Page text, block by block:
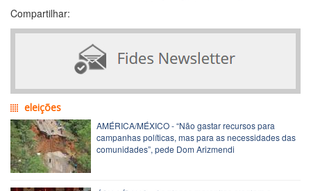
Compartilhar:
eleições
AMÉRICA/MÉXICO - “Não gastar recursos para
campanhas políticas, mas para as necessidades das
comunidades”, pede Dom Arizmendi